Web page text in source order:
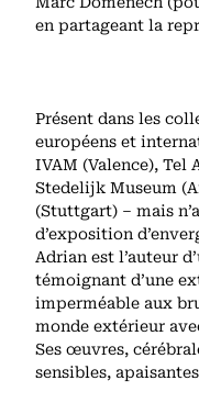
en partageant la
Présent dans les
européens et
IVAM (Valence), Tel
Stedelijk Museum
(Stuttgart) – mais
d’exposition
Adrian est l’auteur
témoignant d’une
imperméable aux
monde extérieur
Ses œuvres,
sensibles,